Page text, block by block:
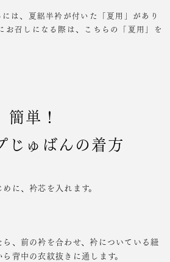
は、夏絽半衿が付いた「夏用」があり
お召しになる際は、こちらの「夏用」を
簡単！
じゅばんの着方
に、衿芯を入れます。
ら、前の衿を合わせ、衿についている紐
背中の衣紋抜きに通します。